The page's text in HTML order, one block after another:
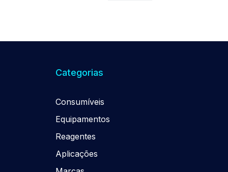
Categorias
Consumíveis
Equipamentos
Reagentes
Aplicações